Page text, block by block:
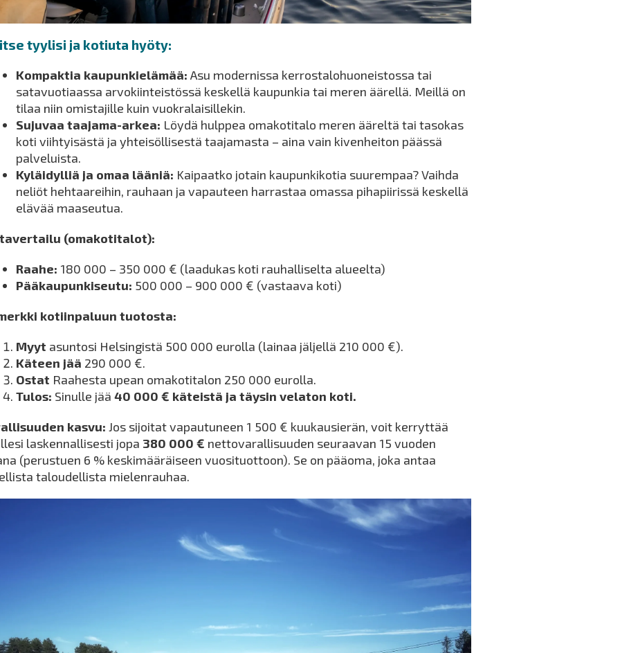
tyylisi ja kotiuta hyöty:
Kompaktia kaupunkielämää: Asu modernissa kerrostalohuoneistossa tai
satavuotiaassa arvokiinteistössä keskellä kaupunkia tai meren äärellä. Meillä on
tilaa niin omistajille kuin vuokralaisillekin.
Sujuvaa taajama-arkea: Löydä hulppea omakotitalo meren ääreltä tai tasokas
koti viihtyisästä ja yhteisöllisestä taajamasta – aina vain kivenheiton päässä
palveluista.
Kyläidylliä ja omaa lääniä: Kaipaatko jotain kaupunkikotia suurempaa? Vaihda
neliöt hehtaareihin, rauhaan ja vapauteen harrastaa omassa pihapiirissä keskellä
elävää maaseutua.
(omakotitalot):
Raahe: 180 000 – 350 000 € (laadukas koti rauhalliselta alueelta)
Pääkaupunkiseutu: 500 000 – 900 000 € (vastaava koti)
kotiinpaluun tuotosta:
Myyt asuntosi Helsingistä 500 000 eurolla (lainaa jäljellä 210 000 €).
Käteen jää 290 000 €.
Ostat Raahesta upean omakotitalon 250 000 eurolla.
Tulos: Sinulle jää 40 000 € käteistä ja täysin velaton koti.
kasvu: Jos sijoitat vapautuneen 1 500 € kuukausierän, voit kerryttää
laskennallisesti jopa 380 000 € nettovarallisuuden seuraavan 15 vuoden
(perustuen 6 % keskimääräiseen vuosituottoon). Se on pääoma, joka antaa
taloudellista mielenrauhaa.